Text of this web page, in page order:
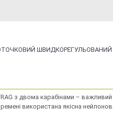
з двома карабінами – важливий
використана якісна